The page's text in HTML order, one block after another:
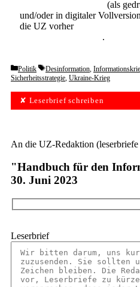
(als
und/oder in digitaler
die UZ vorher
.
Categories
Politik Tags
Desinformation,
Sicherheitsstrategie, Ukraine-Krieg
✘ Leserbrief schreiben
An die UZ-Redaktion (leserbriefe
"Handbuch für den
30. Juni 2023
Leserbrief